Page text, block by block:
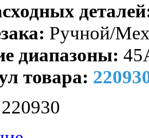
Ручной/
диапазоны:
товара:
220930